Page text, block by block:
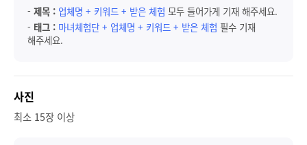
- 제목 : 업체명 + 키워드 + 받은 체험 모두 들어가게 기재 해주세요.
- 태그 : 마녀체험단 + 업체명 + 키워드 + 받은 체험 필수 기재
해주세요.
사진
최소 15장 이상